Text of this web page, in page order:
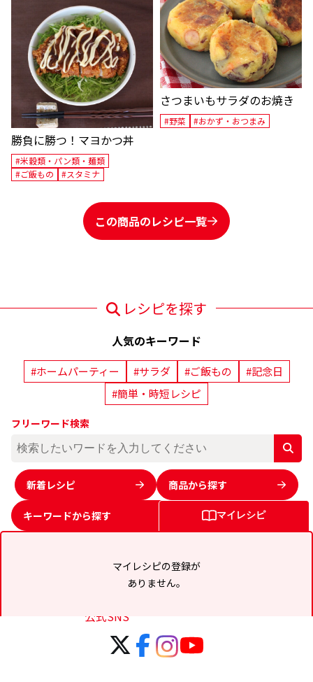
勝負に勝つ！マヨかつ丼
#米穀類・パン類・麺類
#ご飯もの
#スタミナ
さつまいもサラダのお焼き
#野菜 #おかず・おつまみ
この商品のレシピ一覧
レシピを探す
人気のキーワード
#ホームパーティー #サラダ #ご飯もの
#記念日
#簡単・時短レシピ
フリーワード検索
新着レシピ
キーワードから探す
商品から探す
マイレシピ
マイレシピの登録が
ありません。
公式SNS